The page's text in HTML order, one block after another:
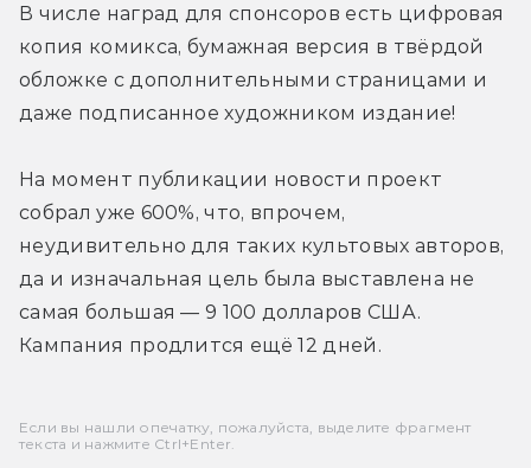
В числе наград для спонсоров есть цифровая
копия комикса, бумажная версия в твёрдой
обложке с дополнительными страницами и
даже подписанное художником издание!
На момент публикации новости проект
собрал уже 600%, что, впрочем,
неудивительно для таких культовых авторов,
да и изначальная цель была выставлена не
самая большая — 9 100 долларов США.
Кампания продлится ещё 12 дней.
Если вы нашли опечатку, пожалуйста, выделите фрагмент
текста и нажмите Ctrl+Enter.